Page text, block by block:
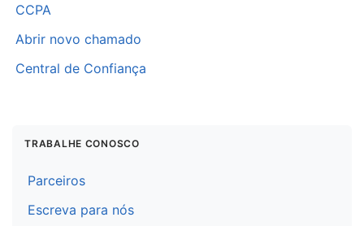
CCPA
Abrir novo chamado
Central de Confiança
TRABALHE CONOSCO
Parceiros
Escreva para nós